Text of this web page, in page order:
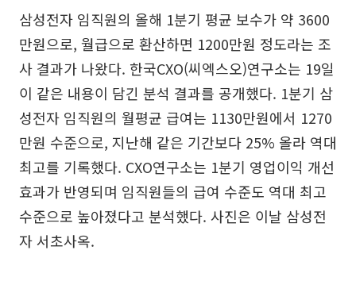
삼성전자 임직원의 올해 1분기 평균 보수가 약 3600
만원으로, 월급으로 환산하면 1200만원 정도라는 조
사 결과가 나왔다. 한국CXO(씨엑스오)연구소는 19일
이 같은 내용이 담긴 분석 결과를 공개했다. 1분기 삼
성전자 임직원의 월평균 급여는 1130만원에서 1270
만원 수준으로, 지난해 같은 기간보다 25% 올라 역대
최고를 기록했다. CXO연구소는 1분기 영업이익 개선
효과가 반영되며 임직원들의 급여 수준도 역대 최고
수준으로 높아졌다고 분석했다. 사진은 이날 삼성전
자 서초사옥.